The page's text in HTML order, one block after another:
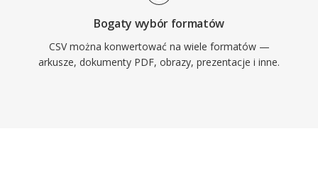
Bogaty wybór formatów
CSV można konwertować na wiele formatów —
arkusze, dokumenty PDF, obrazy, prezentacje i inne.